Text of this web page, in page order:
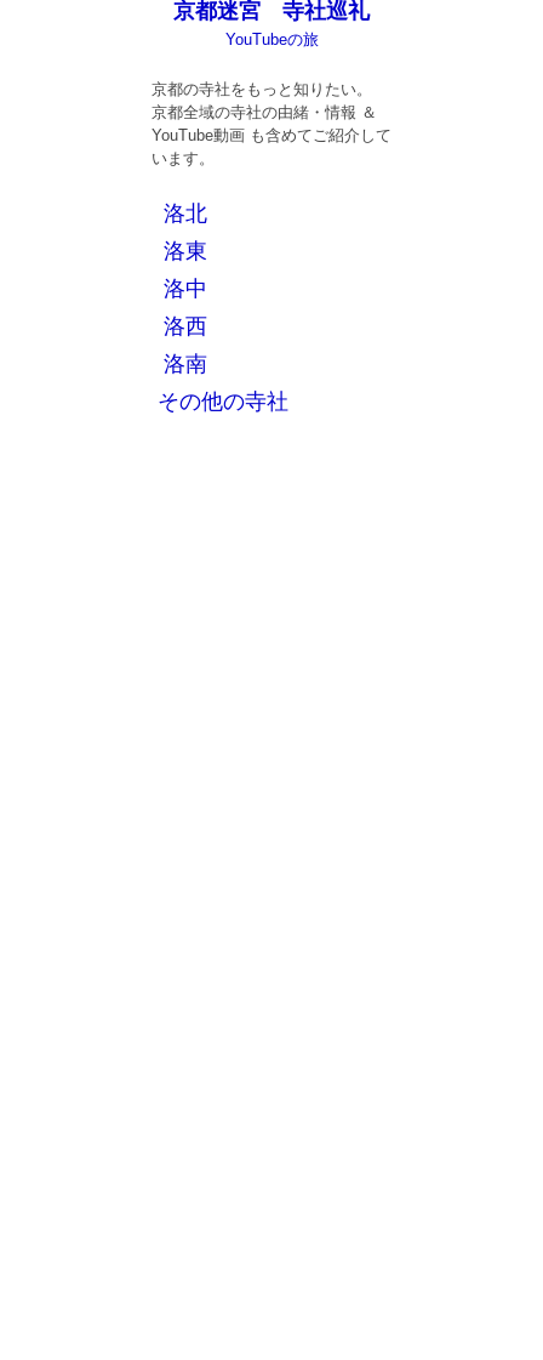
京都迷宮 寺社巡礼
YouTubeの旅
京都の寺社をもっと知りたい。
京都全域の寺社の由緒・情報 ＆
YouTube動画 も含めてご紹介して
います。
洛北
洛東
洛中
洛西
洛南
その他の寺社